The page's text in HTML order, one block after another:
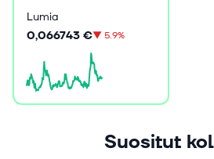
Lumia
0,066743 €▼5.9%
Suositut